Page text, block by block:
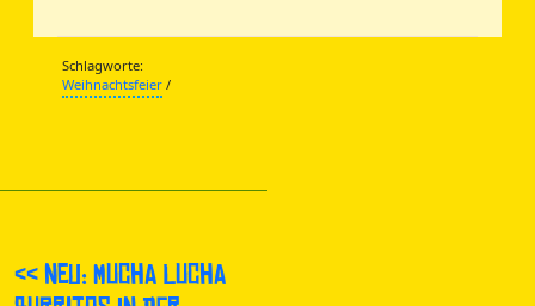
Schlagworte:
Weihnachtsfeier /
<< NEU: Mucha Lucha